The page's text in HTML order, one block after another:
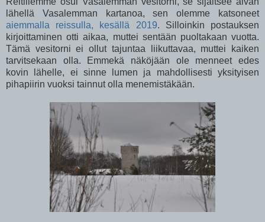
lähellä Vasalemman kartanoa, sen olemme katsoneet
aiemmalla reissulla, kesällä 2019. Silloinkin postauksen
kirjoittaminen otti aikaa, muttei sentään puoltakaan vuotta.
Tämä vesitorni ei ollut tajuntaa liikuttavaa, muttei kaiken
tarvitsekaan olla. Emmekä näköjään ole menneet edes
kovin lähelle, ei sinne lumen ja mahdollisesti yksityisen
pihapiirin vuoksi tainnut olla menemistäkään.